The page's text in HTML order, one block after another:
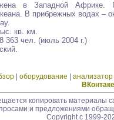
в Западной Африке.
В прибрежных водах –
кв. км.
363 чел. (июль 2004 г.)
оборудование анализатор
ВКонтаке
копировать материалы
и предложениями
Copyright c 1999-